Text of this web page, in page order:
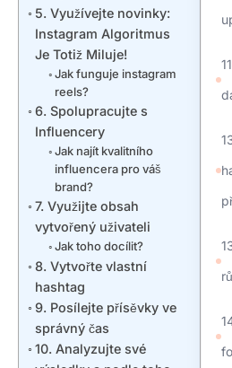
5. Využívejte novinky:
Instagram Algoritmus
Je Totiž Miluje!
Jak funguje instagram
reels?
6. Spolupracujte s
Influencery
Jak najít kvalitního
influencera pro váš
brand?
7. Využijte obsah
vytvořený uživateli
Jak toho docílit?
8. Vytvořte vlastní
hashtag
9. Posílejte přísěvky ve
správný čas
10. Analyzujte své